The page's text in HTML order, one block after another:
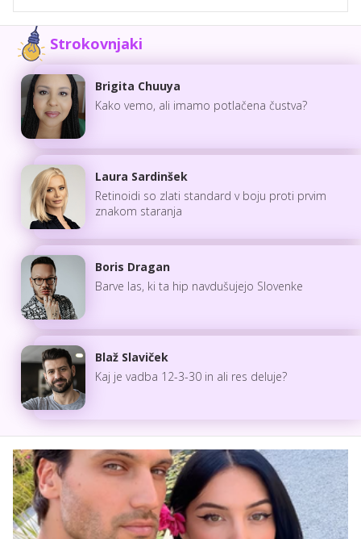
Strokovnjaki
Brigita Chuuya
Kako vemo, ali imamo potlačena čustva?
Laura Sardinšek
Retinoidi so zlati standard v boju proti prvim
znakom staranja
Boris Dragan
Barve las, ki ta hip navdušujejo Slovenke
Blaž Slaviček
Kaj je vadba 12-3-30 in ali res deluje?